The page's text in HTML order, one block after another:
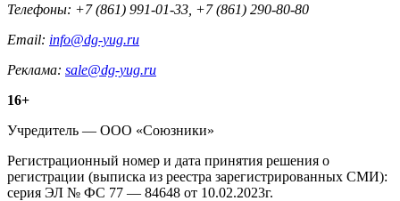
Телефоны: +7 (861) 991-01-33, +7 (861) 290-80-80
Email: info@dg-yug.ru
Реклама: sale@dg-yug.ru
Информация
о
издании
16+
Учредитель — ООО «Союзники»
Регистрационный номер и дата принятия решения о
регистрации (выписка из реестра зарегистрированных СМИ):
серия ЭЛ № ФС 77 — 84648 от 10.02.2023г.